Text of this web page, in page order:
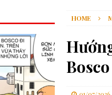
Cha: Truyền thông phải phục vụ công
Cha sẽ tông du Uruguay, Argentina
tạo và trí tuệ Giáo hội theo thông
tại Guatemala: Nói không với bất
HỘI
HOME